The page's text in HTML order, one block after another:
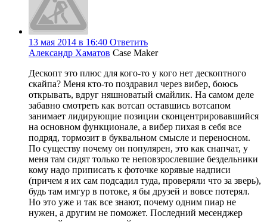
13 мая 2014 в 16:40 Ответить
Александр Хаматов Case Maker
Дескопт это плюс для кого-то у кого нет дескоптного
скайпа? Меня кто-то поздравил через вибер, боюсь
открывать, вдруг няшноватый смайлик. На самом деле
забавно смотреть как вотсап оставшись вотсапом
занимает лидирующие позиции сконцентрировавшийся
на основном функционале, а вибер пихая в себя все
подряд, тормозит в буквальном смысле и переносном.
По существу почему он популярен, это как снапчат, у
меня там сидят только те неповзрослевшие бездельники
кому надо приписать к фоточке корявые надписи
(причем я их сам подсадил туда, проверяли что за зверь),
будь там имгур в потоке, я бы друзей и вовсе потерял.
Но это уже и так все знают, почему одним пиар не
нужен, а другим не поможет. Последний месенджер